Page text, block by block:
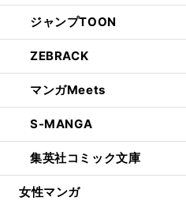
ジャンプTOON
ZEBRACK
マンガMeets
S-MANGA
集英社コミック文庫
女性マンガ